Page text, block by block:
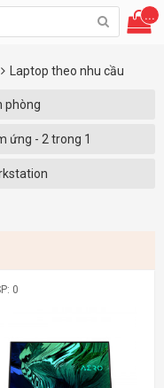
...
Laptop theo nhu cầu
phòng
ứng - 2 trong 1
0